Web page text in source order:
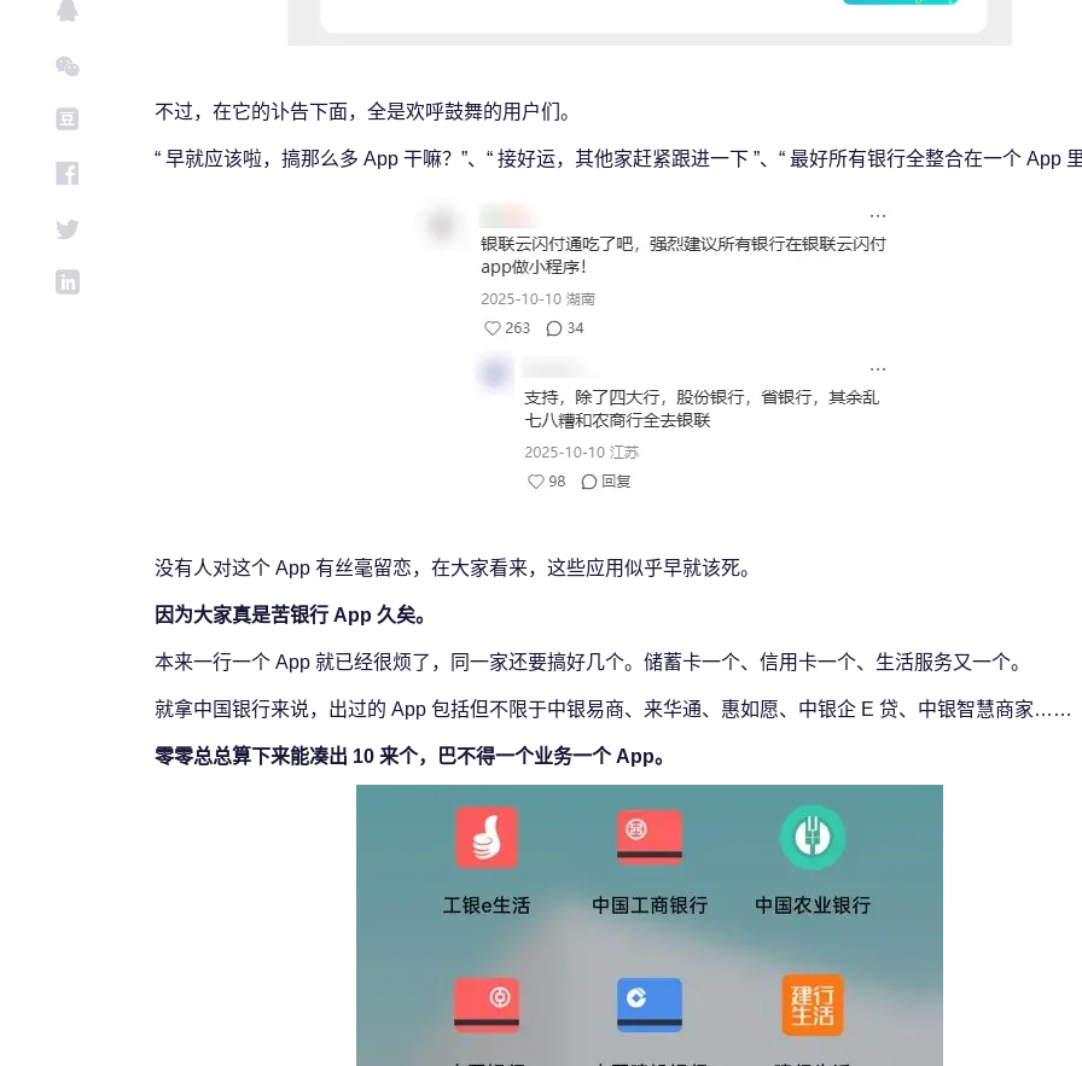
不过，在它的讣告下面，全是欢呼鼓舞的用户们。
“ 早就应该啦，搞那么多 App 干嘛？”、“ 接好运，其他家赶紧跟进一下 ”、“ 最好所有银行全整合在一个 App
没有人对这个 App 有丝毫留恋，在大家看来，这些应用似乎早就该死。
因为大家真是苦银行 App 久矣。
本来一行一个 App 就已经很烦了，同一家还要搞好几个。储蓄卡一个、信用卡一个、生活服务又一个。
就拿中国银行来说，出过的 App 包括但不限于中银易商、来华通、惠如愿、中银企 E 贷、中银智慧商家……
零零总总算下来能凑出 10 来个，巴不得一个业务一个 App。